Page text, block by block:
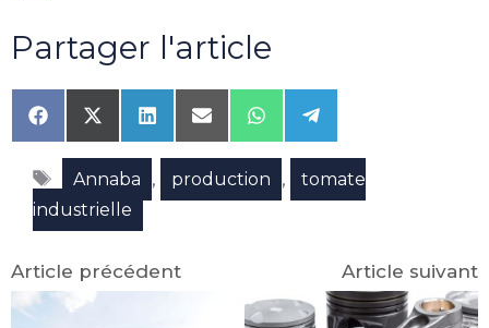
Partager l'article
Share
on
Facebook
Share
on
X
(Twitter)
Share
on
LinkedIn
Share
on
Email
Share
on
WhatsApp
Share
on
Telegram
Étiquettes
Annaba , production ,
tomate
industrielle
Article précédent Article suivant